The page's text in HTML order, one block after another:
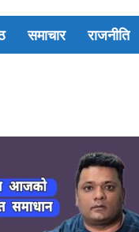
समाचार राजनीति